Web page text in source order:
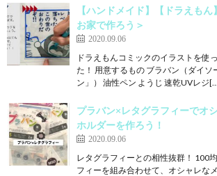
【ハンドメイド】【ドラえも
お家で作ろう＞
2020.09.06
ドラえもんコミックのイラストを使
た！ 用意するもの ブラバン（ダイ
ン」） 油性ペン ようじ 速乾UVレジ
プラバン×レタグラフィーでオ
ホルダーを作ろう！
2020.09.06
レタグラフィーとの相性抜群！ 100
フィーを組み合わせて、オシャレな